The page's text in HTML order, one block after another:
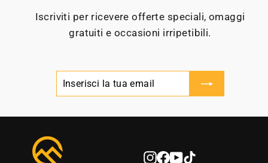
Iscriviti per ricevere offerte speciali, omaggi
gratuiti e occasioni irripetibili.
Inserisci
la
Iscriviti
Instagram
Facebook
YouTube